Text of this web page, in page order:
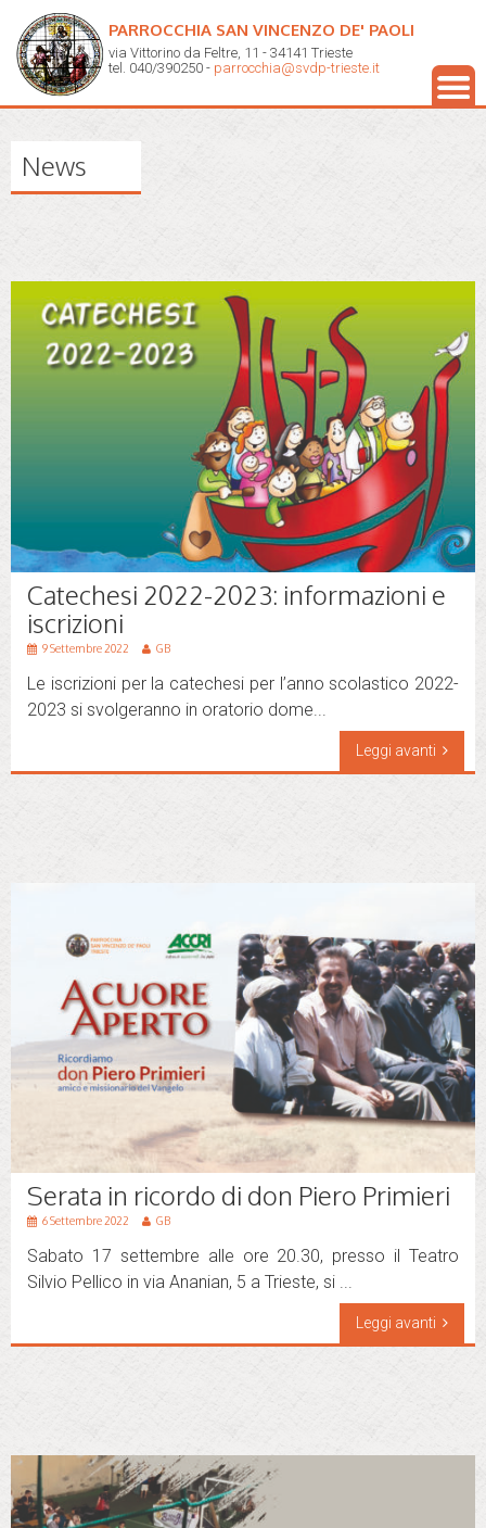
PARROCCHIA SAN VINCENZO DE' PAOLI
via Vittorino da Feltre, 11 - 34141 Trieste
tel. 040/390250 - parrocchia@svdp-trieste.it
News
Catechesi 2022-2023: informazioni e
iscrizioni
9 Settembre 2022 GB
Le iscrizioni per la catechesi per l’anno scolastico 2022-
2023 si svolgeranno in oratorio dome...
Leggi avanti
Serata in ricordo di don Piero Primieri
6 Settembre 2022 GB
Sabato 17 settembre alle ore 20.30, presso il Teatro
Silvio Pellico in via Ananian, 5 a Trieste, si ...
Leggi avanti